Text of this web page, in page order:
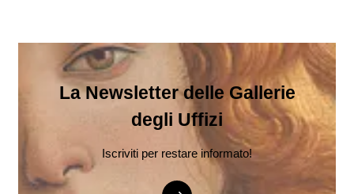
La Newsletter delle Gallerie
degli Uffizi
Iscriviti per restare informato!